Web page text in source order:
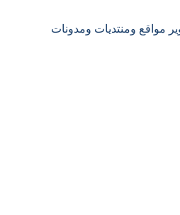
مواقع ومنتديات ومدونات